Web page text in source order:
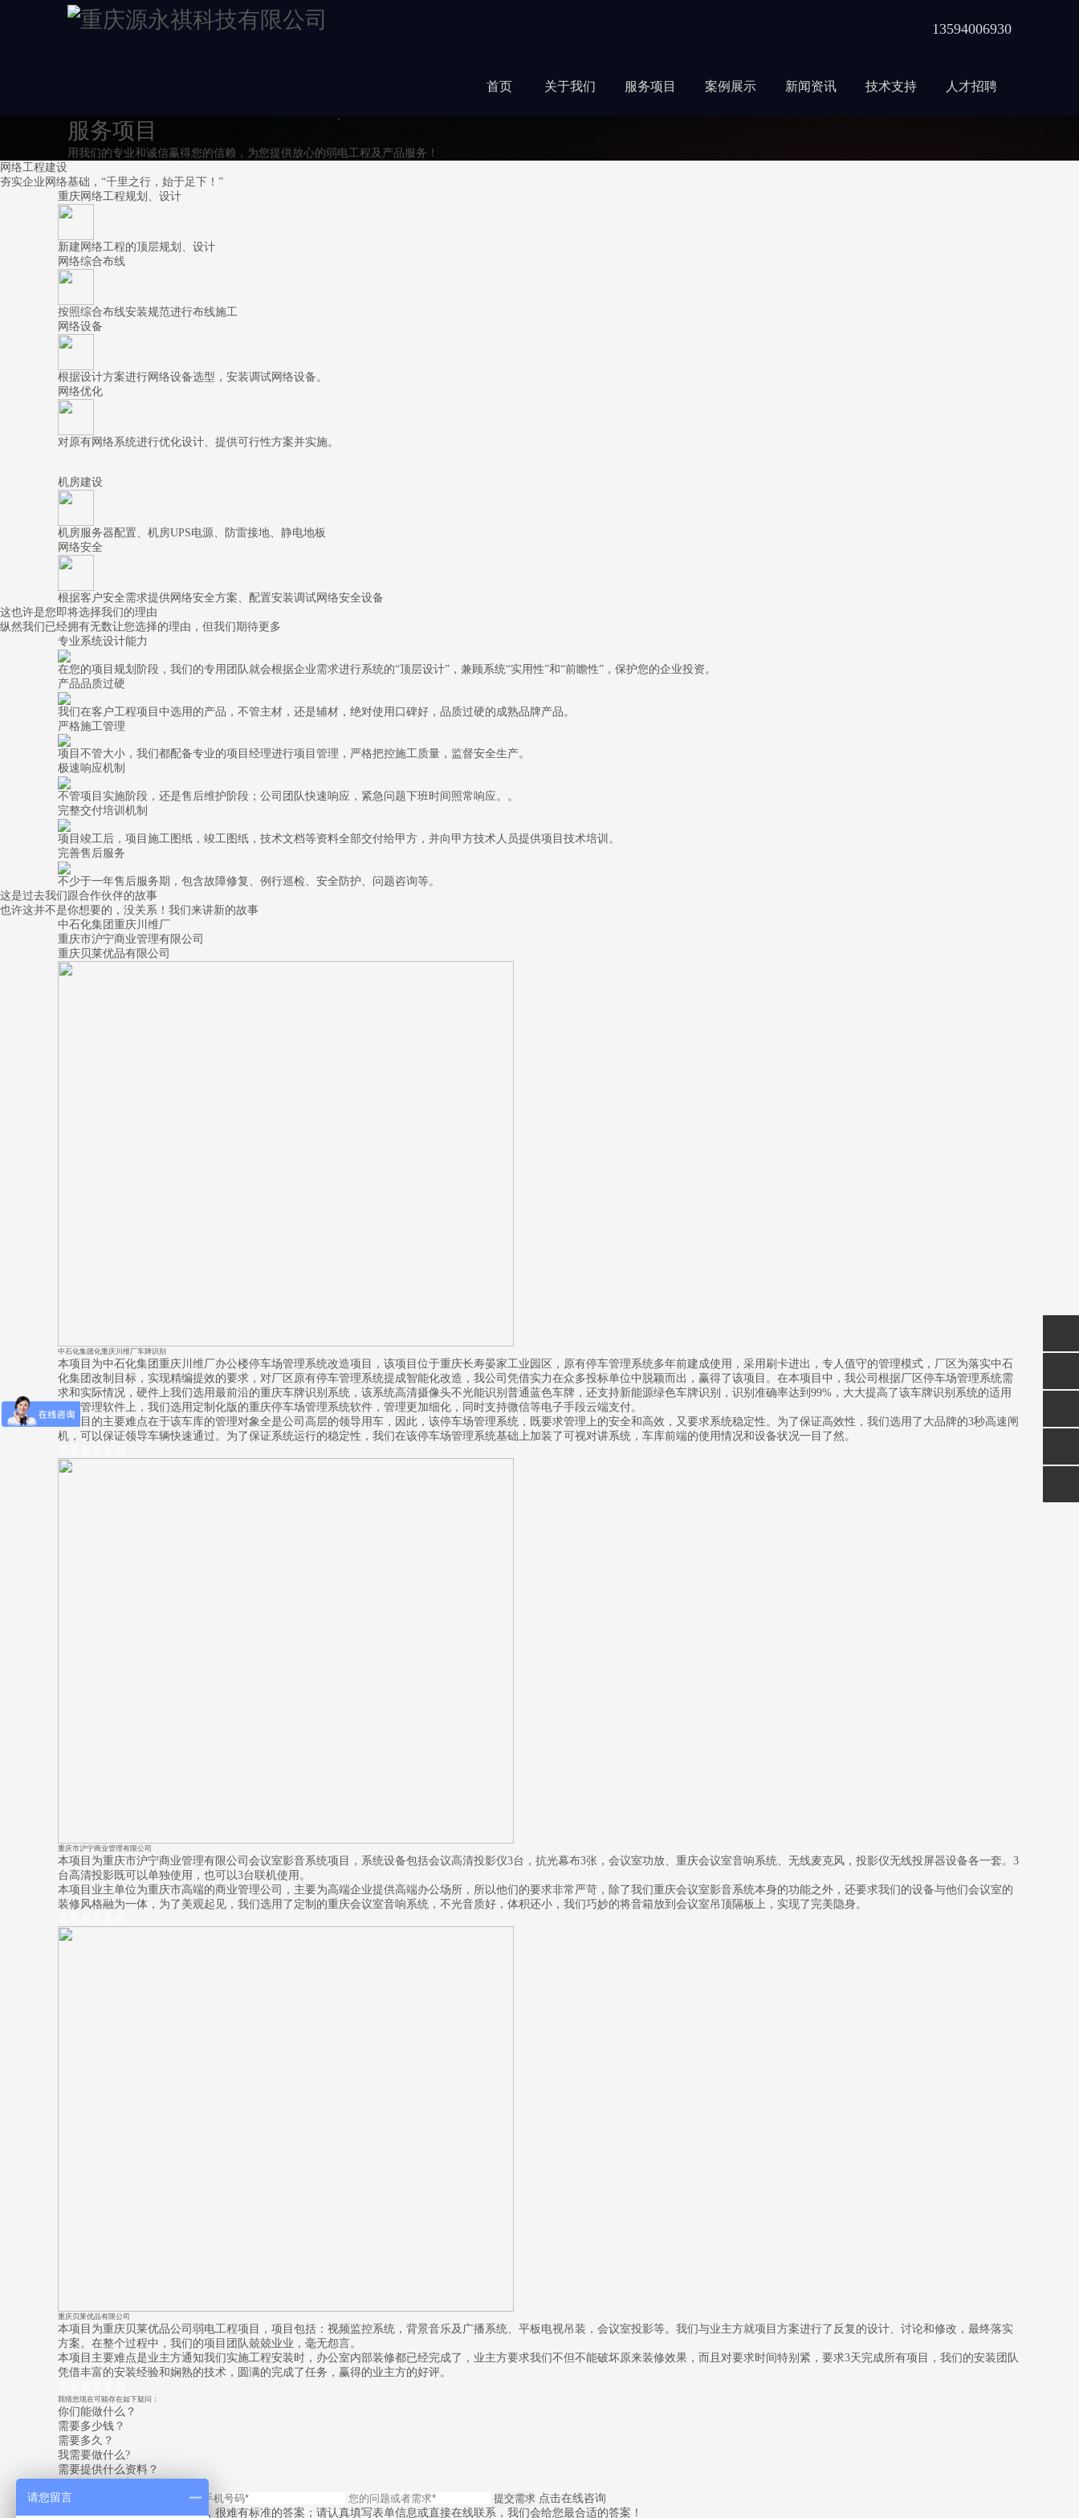
13594006930
首页 关于我们 服务项目 案例展示 新闻资讯 技术支持 人才招聘
服务项目
用我们的专业和诚信赢得您的信赖，为您提供放心的弱电工程及产品服务！
网络工程建设
夯实企业网络基础，“千里之行，始于足下！”
重庆网络工程规划、设计
新建网络工程的顶层规划、设计
网络综合布线
按照综合布线安装规范进行布线施工
网络设备
根据设计方案进行网络设备选型，安装调试网络设备。
网络优化
对原有网络系统进行优化设计、提供可行性方案并实施。
机房建设
机房服务器配置、机房UPS电源、防雷接地、静电地板
网络安全
根据客户安全需求提供网络安全方案、配置安装调试网络安全设备
这也许是您即将选择我们的理由
纵然我们已经拥有无数让您选择的理由，但我们期待更多
专业系统设计能力
在您的项目规划阶段，我们的专用团队就会根据企业需求进行系统的“顶层设计”，兼顾系统“实用性”和“前瞻性”，保护您的企业投资。
产品品质过硬
我们在客户工程项目中选用的产品，不管主材，还是辅材，绝对使用口碑好，品质过硬的成熟品牌产品。
严格施工管理
项目不管大小，我们都配备专业的项目经理进行项目管理，严格把控施工质量，监督安全生产。
极速响应机制
不管项目实施阶段，还是售后维护阶段；公司团队快速响应，紧急问题下班时间照常响应。。
完整交付培训机制
项目竣工后，项目施工图纸，竣工图纸，技术文档等资料全部交付给甲方，并向甲方技术人员提供项目技术培训。
完善售后服务
不少于一年售后服务期，包含故障修复、例行巡检、安全防护、问题咨询等。
这是过去我们跟合作伙伴的故事
也许这并不是你想要的，没关系！我们来讲新的故事
中石化集团重庆川维厂
重庆市沪宁商业管理有限公司
重庆贝莱优品有限公司
中石化集团化重庆川维厂车牌识别
本项目为中石化集团重庆川维厂办公楼停车场管理系统改造项目，该项目位于重庆长寿晏家工业园区，原有停车管理系统多年前建成使用，采用刷卡进出，专人值守的管理模式，厂区为落实中石
化集团改制目标，实现精编提效的要求，对厂区原有停车管理系统提成智能化改造，我公司凭借实力在众多投标单位中脱颖而出，赢得了该项目。在本项目中，我公司根据厂区停车场管理系统需
求和实际情况，硬件上我们选用最前沿的重庆车牌识别系统，该系统高清摄像头不光能识别普通蓝色车牌，还支持新能源绿色车牌识别，识别准确率达到99%，大大提高了该车牌识别系统的适用
性。管理软件上，我们选用定制化版的重庆停车场管理系统软件，管理更加细化，同时支持微信等电子手段云端支付。
本项目的主要难点在于该车库的管理对象全是公司高层的领导用车，因此，该停车场管理系统，既要求管理上的安全和高效，又要求系统稳定性。为了保证高效性，我们选用了大品牌的3秒高速闸
机，可以保证领导车辆快速通过。为了保证系统运行的稳定性，我们在该停车场管理系统基础上加装了可视对讲系统，车库前端的使用情况和设备状况一目了然。
重庆市沪宁商业管理有限公司
本项目为重庆市沪宁商业管理有限公司会议室影音系统项目，系统设备包括会议高清投影仪3台，抗光幕布3张，会议室功放、重庆会议室音响系统、无线麦克风，投影仪无线投屏器设备各一套。3
台高清投影既可以单独使用，也可以3台联机使用。
本项目业主单位为重庆市高端的商业管理公司，主要为高端企业提供高端办公场所，所以他们的要求非常严苛，除了我们重庆会议室影音系统本身的功能之外，还要求我们的设备与他们会议室的
装修风格融为一体，为了美观起见，我们选用了定制的重庆会议室音响系统，不光音质好，体积还小，我们巧妙的将音箱放到会议室吊顶隔板上，实现了完美隐身。
重庆贝莱优品有限公司
本项目为重庆贝莱优品公司弱电工程项目，项目包括：视频监控系统，背景音乐及广播系统、平板电视吊装，会议室投影等。我们与业主方就项目方案进行了反复的设计、讨论和修改，最终落实
方案。在整个过程中，我们的项目团队兢兢业业，毫无怨言。
本项目主要难点是业主方通知我们实施工程安装时，办公室内部装修都已经完成了，业主方要求我们不但不能破坏原来装修效果，而且对要求时间特别紧，要求3天完成所有项目，我们的安装团队
凭借丰富的安装经验和娴熟的技术，圆满的完成了任务，赢得的业主方的好评。
我猜您现在可能存在如下疑问：
你们能做什么？
需要多少钱？
需要多久？
我需要做什么?
需要提供什么资料？
提交需求 点击在线咨询
同样的问题每个人侧重点不同，很难有标准的答案；请认真填写表单信息或直接在线联系，我们会给您最合适的答案！
请您留言